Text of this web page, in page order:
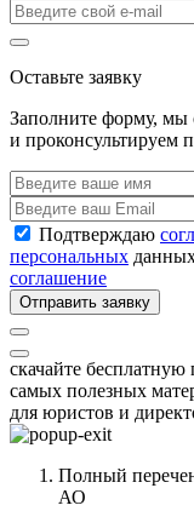
Оставьте заявку
Заполните форму, мы
и проконсультируем
Подтверждаю
персональных
соглашение
Отправить заявку
скачайте бесплатную
самых полезных
для юристов и
Полный
АО